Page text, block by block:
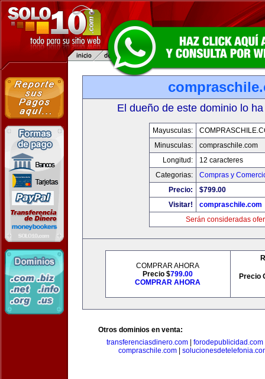
El dueño de este dominio lo
Mayusculas:
Minusculas:
compraschile.com
Longitud:
12 caracteres
Categorias:
Compras y
Precio:
$799.00
Visitar!
compraschile.com
Serán consideradas
COMPRAR AHORA
Precio $799.00
COMPRAR AHORA
Precio
Otros dominios en venta:
transferenciasdinero.com
forodepublicidad.com
compraschile.com